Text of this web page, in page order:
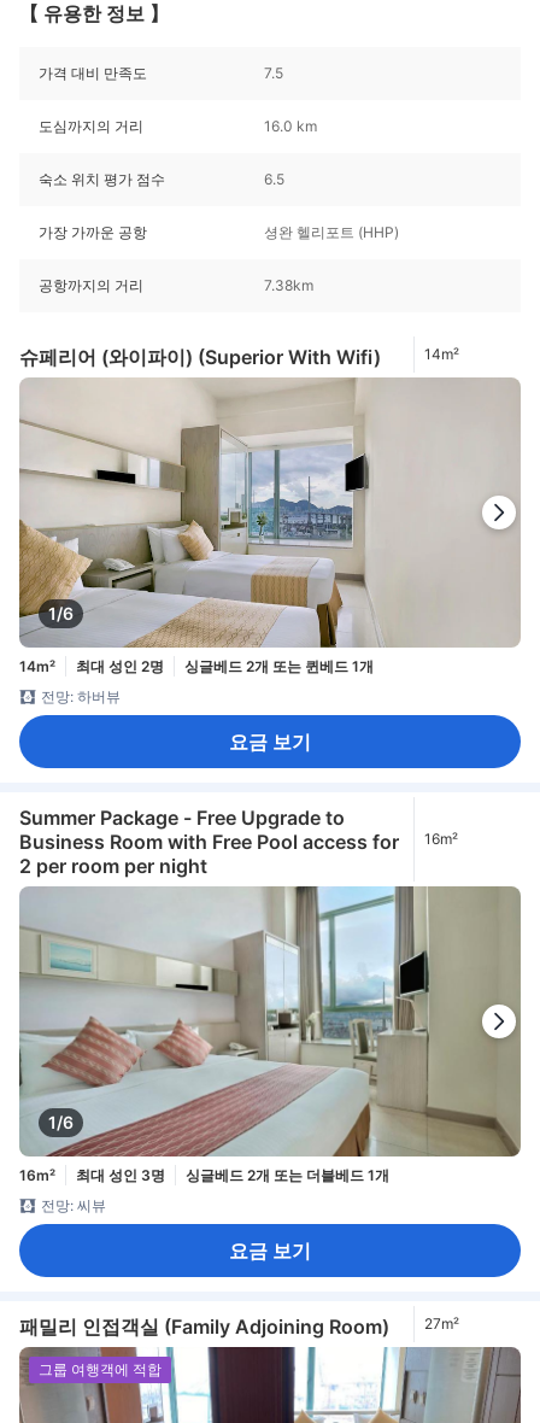
【 유용한 정보 】
가격 대비 만족도 7.5
도심까지의 거리 16.0 km
숙소 위치 평가 점수 6.5
가장 가까운 공항 셩완 헬리포트 (HHP)
공항까지의 거리 7.38km
슈페리어 (와이파이) (Superior With Wifi) 14m²
1/6
14m² 최대 성인 2명
싱글베드 2개 또는 퀸베드 1개
전망: 하버뷰
요금 보기
Summer Package - Free Upgrade to
Business Room with Free Pool access for
2 per room per night
16m²
1/6
16m² 최대 성인 3명
싱글베드 2개 또는 더블베드 1개
전망: 씨뷰
요금 보기
패밀리 인접객실 (Family Adjoining Room) 27m²
그룹 여행객에 적합